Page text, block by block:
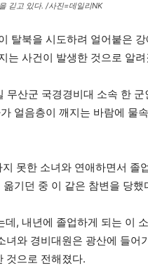
긷고 있다. /사진=데일리NK
탈북을 시도하려 얼어붙은
는 사건이 발생한 것으로 알려
산군 국경경비대 소속 한
얼음층이 깨지는 바람에 물
못한 소녀와 연애하면서 졸
기던 중 이 같은 참변을 당했
, 내년에 졸업하게 되는 이
와 경비대원은 광산에 들어
것으로 전해졌다.